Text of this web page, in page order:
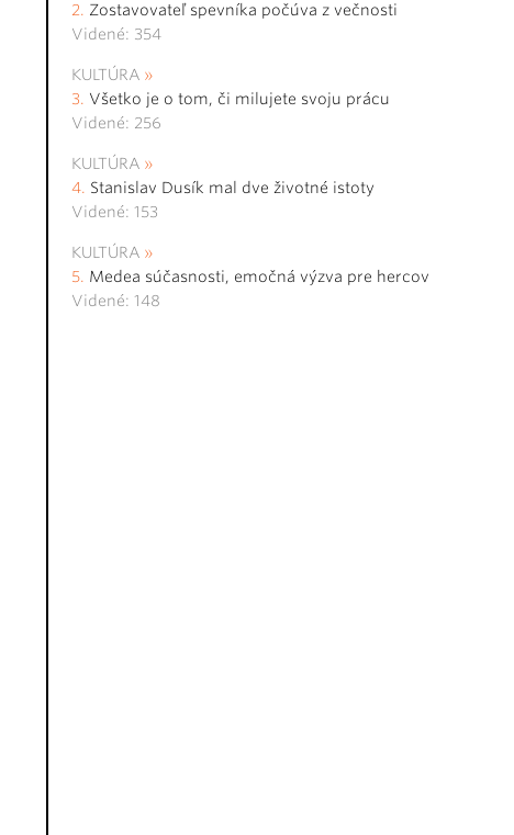
Zostavovateľ spevníka počúva z večnosti
Videné: 354
KULTÚRA
Všetko je o tom, či milujete svoju prácu
Videné: 256
KULTÚRA
Stanislav Dusík mal dve životné istoty
Videné: 153
KULTÚRA
Medea súčasnosti, emočná výzva pre hercov
Videné: 148